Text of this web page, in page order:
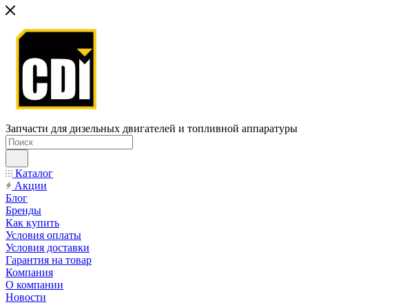
Запчасти для дизельных двигателей и топливной аппаратуры
Каталог
Акции
Блог
Бренды
Как купить
Условия оплаты
Условия доставки
Гарантия на товар
Компания
О компании
Новости